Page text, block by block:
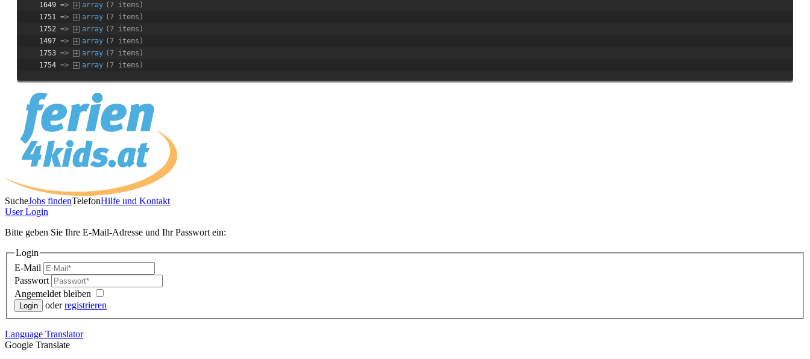
1649 => array (7 items)
1751 => array (7 items)
1752 => array (7 items)
1497 => array (7 items)
1753 => array (7 items)
1754 => array (7 items)
SucheJobs findenTelefonHilfe und Kontakt
UserLogin
Bitte geben Sie Ihre E-Mail-Adresse und Ihr Passwort ein:
Login
E-Mail
Passwort
Angemeldet bleiben
oderregistrieren
Language Translator
Google Translate